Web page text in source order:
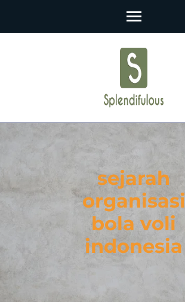
sejarah
organisasi
bola voli
indonesia